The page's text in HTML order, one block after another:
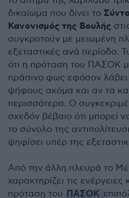
δικαίωμα που δίνει το
Κανονισμός της Βουλής
συγκροτούν με μειωμένη
εξεταστικές ανά περίοδο.
ότι η πρόταση του ΠΑΣΟΚ
πράσινο φως εφόσον λάβει
ψήφους ακόμα και αν τα
περισσότερα. Ο
σχεδόν βέβαιο ότι μπορεί
το σύνολο της
ψηφίσει υπέρ της
Από την άλλη πλευρά το
χαρακτηρίζει τις ενέργειες
πρόταση του ΠΑΣΟΚ